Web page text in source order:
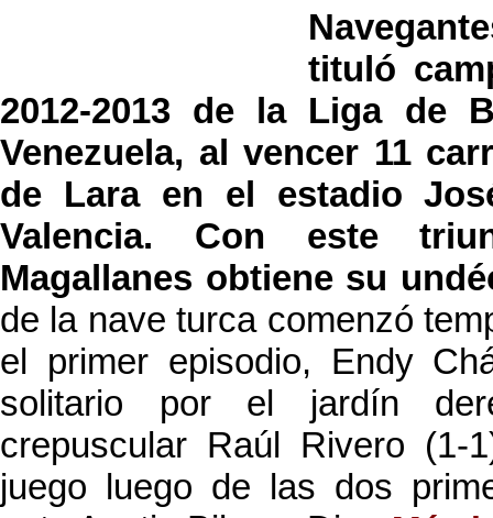
tituló
2012-2013 de la Liga de
Venezuela, al vencer 11
de Lara en el estadio
Valencia. Con este
Magallanes obtiene su
de la nave turca comenzó
el primer episodio, Endy
solitario por el jardín
crepuscular Raúl Rivero
juego luego de las dos